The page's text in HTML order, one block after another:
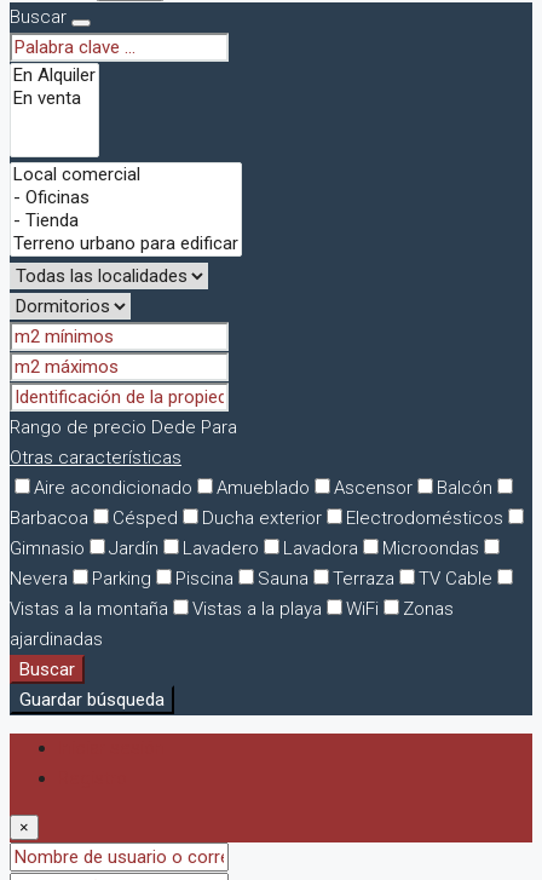
Buscar
Rango de precio Dede Para
Otras características
Aire acondicionado
Amueblado Ascensor
Balcón
Barbacoa
Césped Ducha exterior
Electrodomésticos
Gimnasio
Jardín Lavadero Lavadora
Microondas
Nevera
Parking Piscina Sauna Terraza
TV Cable
Vistas a la montaña
Vistas a la playa WiFi
Zonas
ajardinadas
Buscar
Guardar búsqueda
×